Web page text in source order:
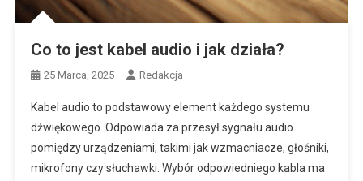
Co to jest kabel audio i jak działa?
25 Marca, 2025 Redakcja
Kabel audio to podstawowy element każdego systemu
dźwiękowego. Odpowiada za przesył sygnału audio
pomiędzy urządzeniami, takimi jak wzmacniacze, głośniki,
mikrofony czy słuchawki. Wybór odpowiedniego kabla ma